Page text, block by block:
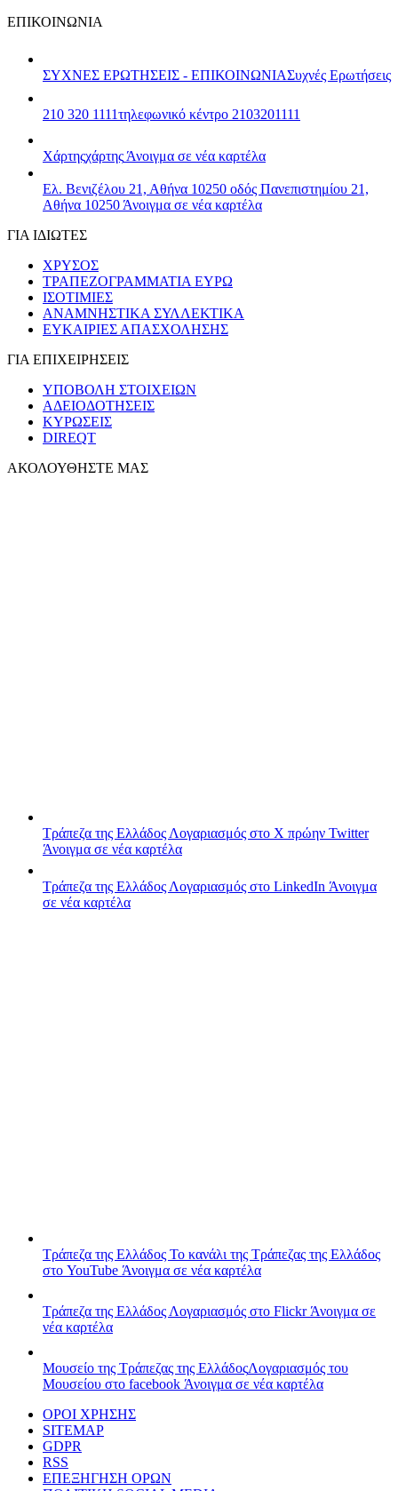
ΕΠΙΚΟΙΝΩΝΙΑ
ΣΥΧΝΕΣ ΕΡΩΤΗΣΕΙΣ - ΕΠΙΚΟΙΝΩΝΙΑΣυχνές Ερωτήσεις
210 320 1111τηλεφωνικό κέντρο 2103201111
Χάρτηςχάρτης Άνοιγμα σε νέα καρτέλα
Ελ. Βενιζέλου 21, Αθήνα 10250 οδός Πανεπιστημίου 21,
Αθήνα 10250 Άνοιγμα σε νέα καρτέλα
ΓΙΑ ΙΔΙΩΤΕΣ
ΧΡΥΣΟΣ
ΤΡΑΠΕΖΟΓΡΑΜΜΑΤΙΑ ΕΥΡΩ
ΙΣΟΤΙΜΙΕΣ
ΑΝΑΜΝΗΣΤΙΚΑ ΣΥΛΛΕΚΤΙΚΑ
ΕΥΚΑΙΡΙΕΣ ΑΠΑΣΧΟΛΗΣΗΣ
ΓΙΑ ΕΠΙΧΕΙΡΗΣΕΙΣ
ΥΠΟΒΟΛΗ ΣΤΟΙΧΕΙΩΝ
ΑΔΕΙΟΔΟΤΗΣΕΙΣ
ΚΥΡΩΣΕΙΣ
DIREQT
ΑΚΟΛΟΥΘΗΣΤΕ ΜΑΣ
Τράπεζα της Ελλάδος Λογαριασμός στο X πρώην Twitter
Άνοιγμα σε νέα καρτέλα
Τράπεζα της Ελλάδος Λογαριασμός στο LinkedIn Άνοιγμα
σε νέα καρτέλα
Τράπεζα της Ελλάδος Το κανάλι της Τράπεζας της Ελλάδος
στο YouTube Άνοιγμα σε νέα καρτέλα
Τράπεζα της Ελλάδος Λογαριασμός στο FlickrΆνοιγμα σε
νέα καρτέλα
Μουσείο της Τράπεζας της ΕλλάδοςΛογαριασμός του
Μουσείου στο facebook Άνοιγμα σε νέα καρτέλα
ΟΡΟΙ ΧΡΗΣΗΣ
SITEMAP
GDPR
RSS
ΕΠΕΞΗΓΗΣΗ ΟΡΩΝ